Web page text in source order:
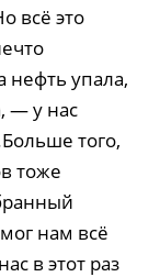
всё это
упала,
— у нас
того,
тоже
нам всё
в этот раз